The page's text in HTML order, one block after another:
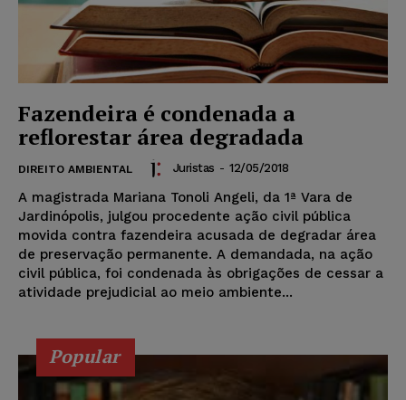
Fazendeira é condenada a
reflorestar área degradada
DIREITO AMBIENTAL Juristas - 12/05/2018
A magistrada Mariana Tonoli Angeli, da 1ª Vara de
Jardinópolis, julgou procedente ação civil pública
movida contra fazendeira acusada de degradar área
de preservação permanente. A demandada, na ação
civil pública, foi condenada às obrigações de cessar a
atividade prejudicial ao meio ambiente...
Popular